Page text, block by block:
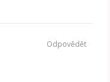
Odpovědět